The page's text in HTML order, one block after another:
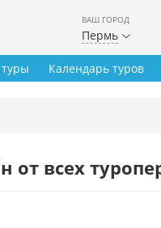
ВАШ ГОРОД
Пермь
Календарь туров
от всех